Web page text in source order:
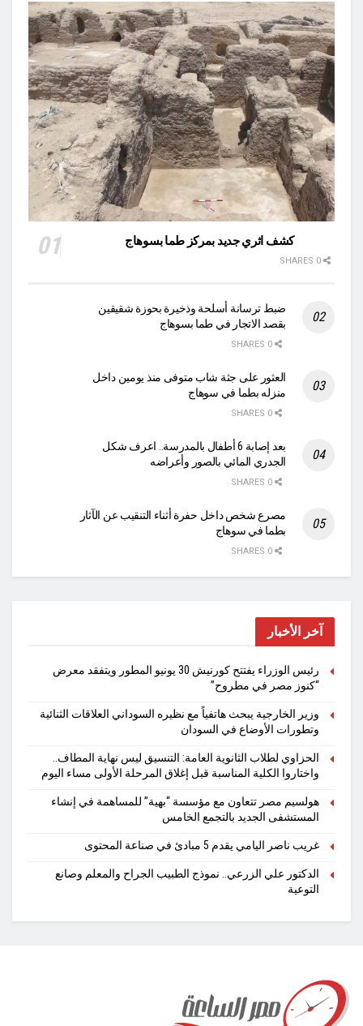
كشف اثري جديد بمركز طما بسوهاج
ضبط ترسانة أسلحة وذخيرة بحوزة شقيقين
بقصد الاتجار في طما بسوهاج
العثور على جثة شاب متوفى منذ يومين داخل
منزله بطما في سوهاج
بعد إصابة 6 أطفال بالمدرسة.. اعرف شكل
الجدري المائي بالصور وأعراضه
مصرع شخص داخل حفرة أثناء التنقيب عن الآثار
بطما في سوهاج
آخر الأخبار
رئيس الوزراء يفتتح كورنيش 30 يونيو المطور ويتفقد معرض
“كنوز مصر في مطروح”
وزير الخارجية يبحث هاتفياً مع نظيره السوداني العلاقات الثنائية
وتطورات الأوضاع في السودان
الحزاوي لطلاب الثانوية العامة: التنسيق ليس نهاية المطاف..
واختاروا الكلية المناسبة قبل إغلاق المرحلة الأولى مساء اليوم
هولسيم مصر تتعاون مع مؤسسة “بهية” للمساهمة في إنشاء
المستشفى الجديد بالتجمع الخامس
غريب ناصر اليامي يقدم 5 مبادئ في صناعة المحتوى
الدكتور علي الزرعي.. نموذج الطبيب الجراح والمعلم وصانع
التوعية